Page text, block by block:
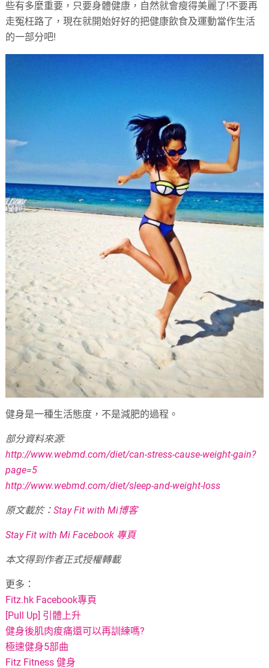
些有多麼重要，只要身體健康，自然就會瘦得美麗了!不要再
走冤枉路了，現在就開始好好的把健康飲食及運動當作生活
的一部分吧!
健身是一種生活態度，不是減肥的過程。
部分資料來源:
http://www.webmd.com/diet/can-stress-cause-weight-gain?
page=5
http://www.webmd.com/diet/sleep-and-weight-loss
原文載於：Stay Fit with Mi博客
Stay Fit with Mi Facebook 專頁
本文得到作者正式授權轉載
更多：
Fitz.hk Facebook專頁
[Pull Up] 引體上升
健身後肌肉痠痛還可以再訓練嗎?
極速健身5部曲
Fitz Fitness 健身